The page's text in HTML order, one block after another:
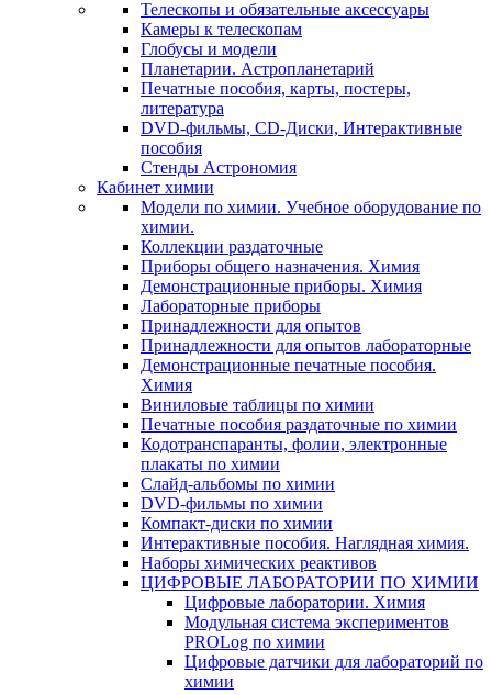
Телескопы и обязательные аксессуары
Камеры к телескопам
Глобусы и модели
Планетарии. Астропланетарий
Печатные пособия, карты, постеры,
литература
DVD-фильмы, CD-Диски, Интерактивные
пособия
Стенды Астрономия
Кабинет химии
Модели по химии. Учебное оборудование по
химии.
Коллекции раздаточные
Приборы общего назначения. Химия
Демонстрационные приборы. Химия
Лабораторные приборы
Принадлежности для опытов
Принадлежности для опытов лабораторные
Демонстрационные печатные пособия.
Химия
Виниловые таблицы по химии
Печатные пособия раздаточные по химии
Кодотранспаранты, фолии, электронные
плакаты по химии
Слайд-альбомы по химии
DVD-фильмы по химии
Компакт-диски по химии
Интерактивные пособия. Наглядная химия.
Наборы химических реактивов
ЦИФРОВЫЕ ЛАБОРАТОРИИ ПО ХИМИИ
Цифровые лаборатории. Химия
Модульная система экспериментов
PROLog по химии
Цифровые датчики для лабораторий по
химии